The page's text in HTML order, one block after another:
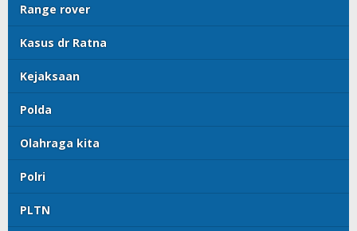
Range rover
Kasus dr Ratna
Kejaksaan
Polda
Olahraga kita
Polri
PLTN